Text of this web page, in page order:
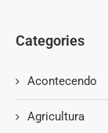
Categories
Acontecendo
Agricultura